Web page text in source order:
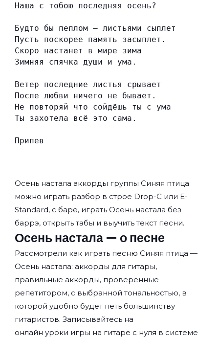
Наша с тобою последняя осень?
Будто бы пеплом — листьями сыплет
Пусть поскорее память засыплет.
Скоро настанет в мире зима
Зимняя спячка души и ума.
Ветер последние листья срывает
После любви ничего не бывает.
Не повторяй что сойдёшь ты с ума
Ты захотела всё это сама.
Припев
Осень настала аккорды группы Синяя птица
можно играть разбор в строе Drop-C или E-
Standard, с баре, играть Осень настала без
баррэ, открыть табы и выучить текст песни.
Осень настала — о песне
Рассмотрели как играть песню Синяя птица —
Осень настала: аккорды для гитары,
правильные аккорды, проверенные
репетитором, с выбранной тональностью, в
которой удобно будет петь большинству
гитаристов. Записывайтесь на
онлайн уроки игры на гитаре с нуля в системе